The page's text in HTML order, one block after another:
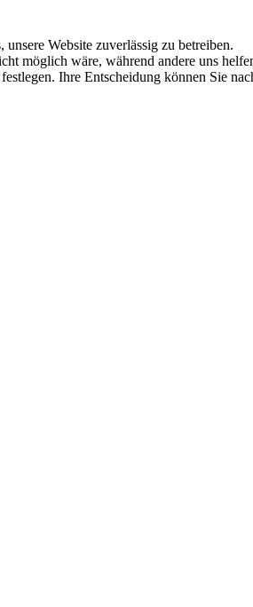
Website zuverlässig zu betreiben.
möglich wäre, während andere uns
Ihre Entscheidung können Sie